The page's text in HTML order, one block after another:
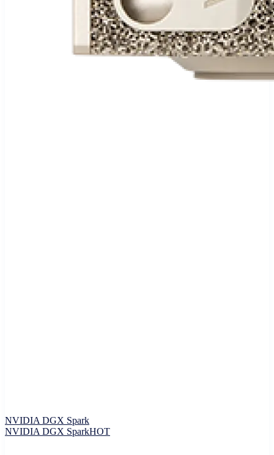
NVIDIA DGX Spark
NVIDIA DGX SparkHOT